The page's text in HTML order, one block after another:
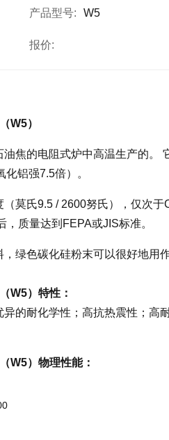
产品型号: W5
报价:
W5）
焦的电阻式炉中高温生产的。
铝强7.5倍）。
莫氏9.5 / 2600努氏），仅次
质量达到FEPA或JIS标准。
绿色碳化硅粉末可以很好地用
W5）特性：
的耐化学性；高抗热震性；高
W5） 物理性能：